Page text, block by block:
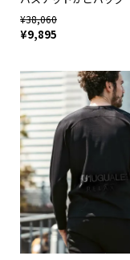
¥38,060
¥9,895